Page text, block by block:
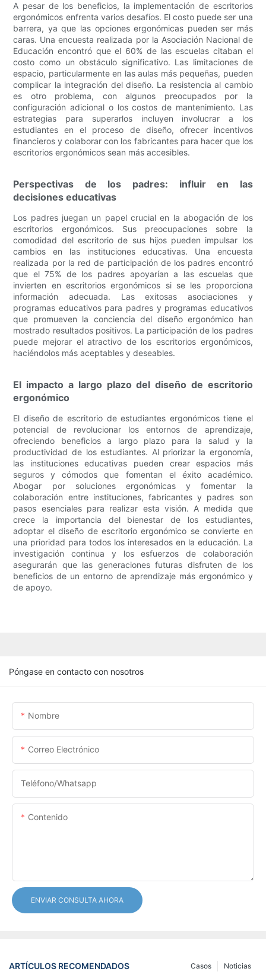
A pesar de los beneficios, la implementación de escritorios
ergonómicos enfrenta varios desafíos. El costo puede ser una
barrera, ya que las opciones ergonómicas pueden ser más
caras. Una encuesta realizada por la Asociación Nacional de
Educación encontró que el 60% de las escuelas citaban el
costo como un obstáculo significativo. Las limitaciones de
espacio, particularmente en las aulas más pequeñas, pueden
complicar la integración del diseño. La resistencia al cambio
es otro problema, con algunos preocupados por la
configuración adicional o los costos de mantenimiento. Las
estrategias para superarlos incluyen involucrar a los
estudiantes en el proceso de diseño, ofrecer incentivos
financieros y colaborar con los fabricantes para hacer que los
escritorios ergonómicos sean más accesibles.
Perspectivas de los padres: influir en las
decisiones educativas
Los padres juegan un papel crucial en la abogación de los
escritorios ergonómicos. Sus preocupaciones sobre la
comodidad del escritorio de sus hijos pueden impulsar los
cambios en las instituciones educativas. Una encuesta
realizada por la red de participación de los padres encontró
que el 75% de los padres apoyarían a las escuelas que
invierten en escritorios ergonómicos si se les proporciona
información adecuada. Las exitosas asociaciones y
programas educativos para padres y programas educativos
que promueven la conciencia del diseño ergonómico han
mostrado resultados positivos. La participación de los padres
puede mejorar el atractivo de los escritorios ergonómicos,
haciéndolos más aceptables y deseables.
El impacto a largo plazo del diseño de escritorio
ergonómico
El diseño de escritorio de estudiantes ergonómicos tiene el
potencial de revolucionar los entornos de aprendizaje,
ofreciendo beneficios a largo plazo para la salud y la
productividad de los estudiantes. Al priorizar la ergonomía,
las instituciones educativas pueden crear espacios más
seguros y cómodos que fomentan el éxito académico.
Abogar por soluciones ergonómicas y fomentar la
colaboración entre instituciones, fabricantes y padres son
pasos esenciales para realizar esta visión. A medida que
crece la importancia del bienestar de los estudiantes,
adoptar el diseño de escritorio ergonómico se convierte en
una prioridad para todos los interesados ​​en la educación. La
investigación continua y los esfuerzos de colaboración
asegurarán que las generaciones futuras disfruten de los
beneficios de un entorno de aprendizaje más ergonómico y
de apoyo.
Póngase en contacto con nosotros
Nombre
Correo Electrónico
Teléfono/whatsapp
Contenido
ENVIAR CONSULTA AHORA
ARTÍCULOS RECOMENDADOS Noticias
Casos